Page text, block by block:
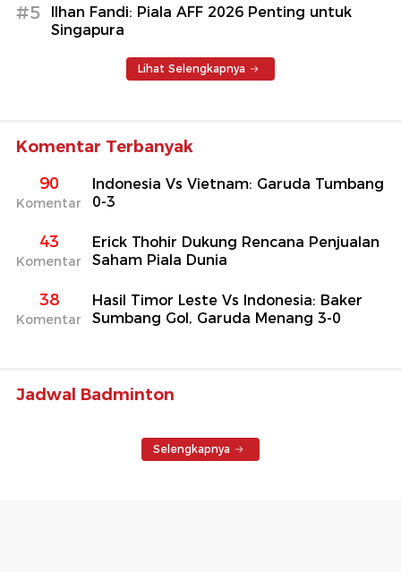
#5
Ilhan Fandi: Piala AFF 2026 Penting untuk
Singapura
Lihat Selengkapnya
Komentar Terbanyak
90
Komentar
Indonesia Vs Vietnam: Garuda Tumbang
0-3
43
Komentar
Erick Thohir Dukung Rencana Penjualan
Saham Piala Dunia
38
Komentar
Hasil Timor Leste Vs Indonesia: Baker
Sumbang Gol, Garuda Menang 3-0
Jadwal Badminton
Selengkapnya